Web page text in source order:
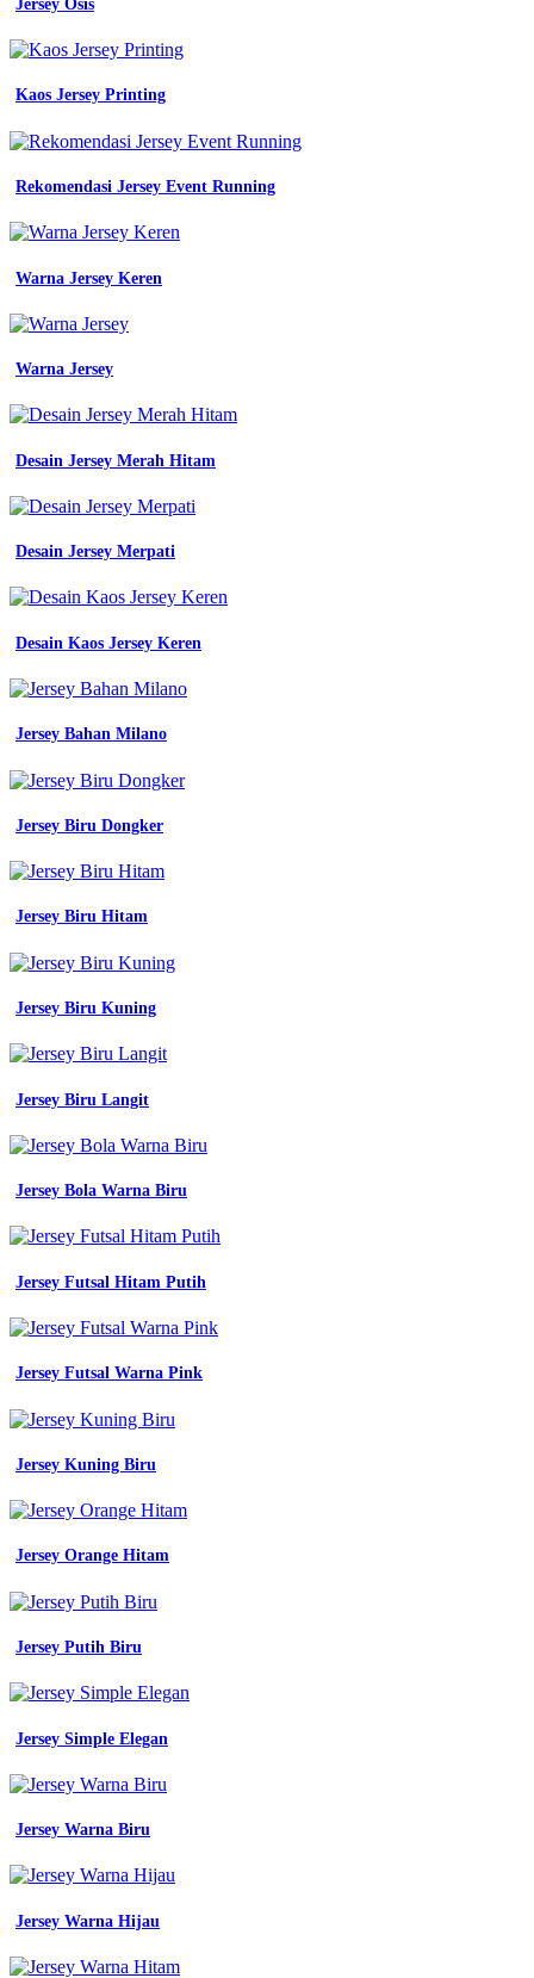
Jersey Osis
Kaos Jersey Printing
Rekomendasi Jersey Event Running
Warna Jersey Keren
Warna Jersey
Desain Jersey Merah Hitam
Desain Jersey Merpati
Desain Kaos Jersey Keren
Jersey Bahan Milano
Jersey Biru Dongker
Jersey Biru Hitam
Jersey Biru Kuning
Jersey Biru Langit
Jersey Bola Warna Biru
Jersey Futsal Hitam Putih
Jersey Futsal Warna Pink
Jersey Kuning Biru
Jersey Orange Hitam
Jersey Putih Biru
Jersey Simple Elegan
Jersey Warna Biru
Jersey Warna Hijau